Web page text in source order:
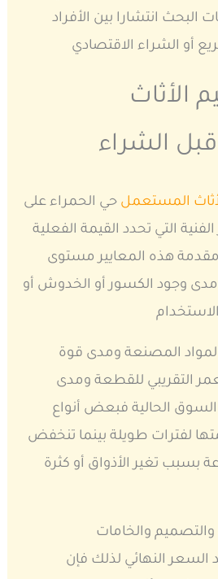
البحث انتشارا بين الأفراد
أو الشراء الاقتصادي
الأثاث
الشراء
المستعمل حي الحمراء على
التي تحدد القيمة الفعلية
هذه المعايير مستوى
ومدى وجود الكسور أو الخدوش أو
المصنعة ومدى قوة
التقريبي للقطعة ومدى
السوق الحالية فبعض أنواع
لفترات طويلة بينما تنخفض
بسبب تغير الأذواق أو كثرة
والتصميم والخامات
النهائي لذلك فإن